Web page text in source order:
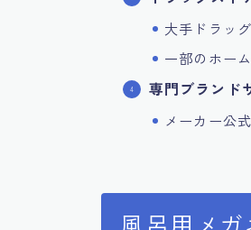
大手ドラッ
一部のホー
専門ブランド
メーカー公